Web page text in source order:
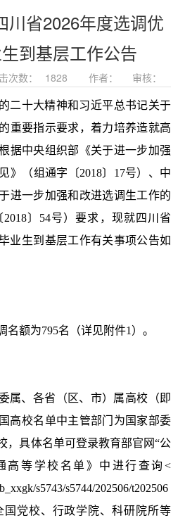
川省2026年度选调优
到基层工作公告
次数： 1828 作者： 审核：
二十大精神和习近平总书记关于
重要指示要求，着力培养造就高
据中央组织部《关于进一步加强
》（组通字〔2018〕17号）、中
进一步加强和改进选调生工作的
〕54号）要求，现就四川省
业生到基层工作有关事项公告如
名额为795名（详见附件1）。
属、各省（区、市）属高校（即
高校名单中主管部门为国家部委
，具体名单可登录教育部官网“公
高等学校名单》中进行查询<
s5743/s5744/202506/t202506
国党校、行政学院、科研院所等